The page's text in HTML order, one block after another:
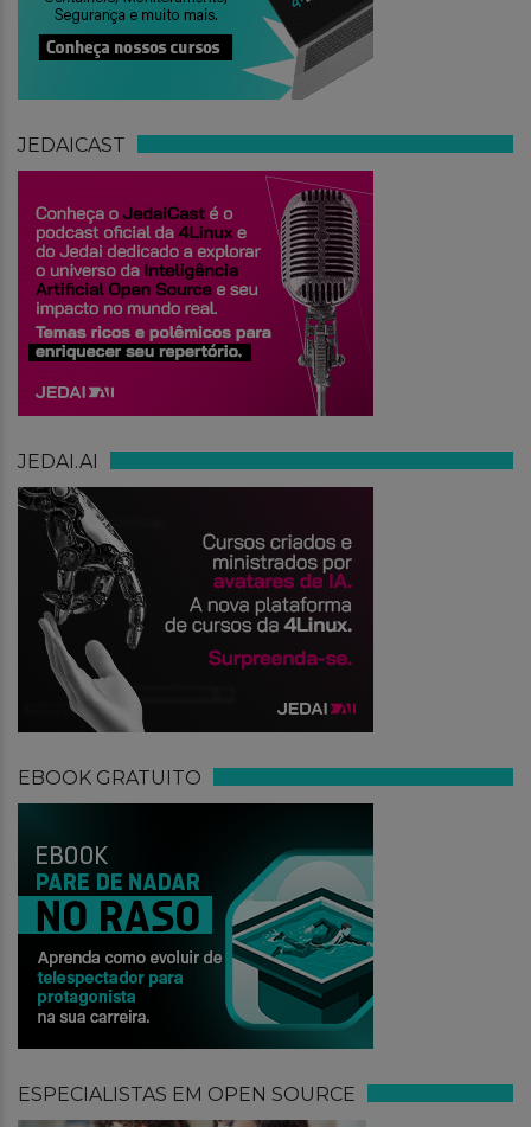
JEDAICAST
JEDAI.AI
EBOOK GRATUITO
ESPECIALISTAS EM OPEN SOURCE